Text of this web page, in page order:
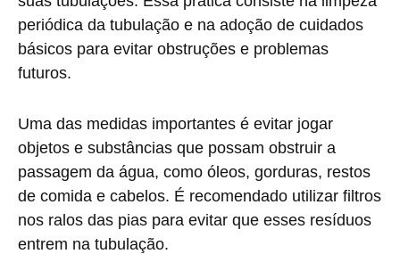
periódica da tubulação e na adoção de cuidados
básicos para evitar obstruções e problemas
futuros.
Uma das medidas importantes é evitar jogar
objetos e substâncias que possam obstruir a
passagem da água, como óleos, gorduras, restos
de comida e cabelos. É recomendado utilizar filtros
nos ralos das pias para evitar que esses resíduos
entrem na tubulação.